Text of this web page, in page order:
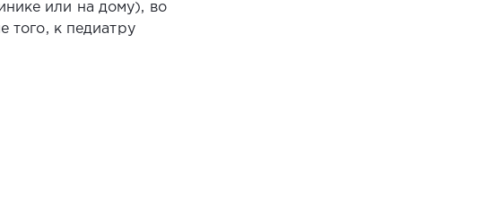
или на дому), во
того, к педиатру